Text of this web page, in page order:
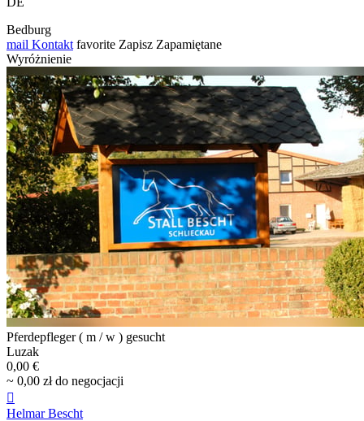
Bedburg
mail Kontakt favorite Zapisz Zapamiętane
Wyróżnienie
Pferdepfleger ( m / w ) gesucht
Luzak
0,00 €
~ 0,00 zł do negocjacji

Helmar Bescht